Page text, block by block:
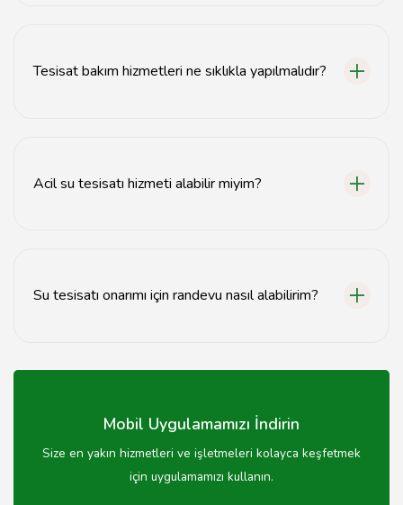
Tesisat bakım hizmetleri ne sıklıkla yapılmalıdır?
Acil su tesisatı hizmeti alabilir miyim?
Su tesisatı onarımı için randevu nasıl alabilirim?
formunu doldurabilirsiniz.
Mobil Uygulamamızı İndirin
Size en yakın hizmetleri ve işletmeleri kolayca keşfetmek
için uygulamamızı kullanın.